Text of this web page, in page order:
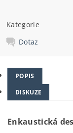
Kategorie
Dotaz
POPIS
DISKUZE
Enkaustická